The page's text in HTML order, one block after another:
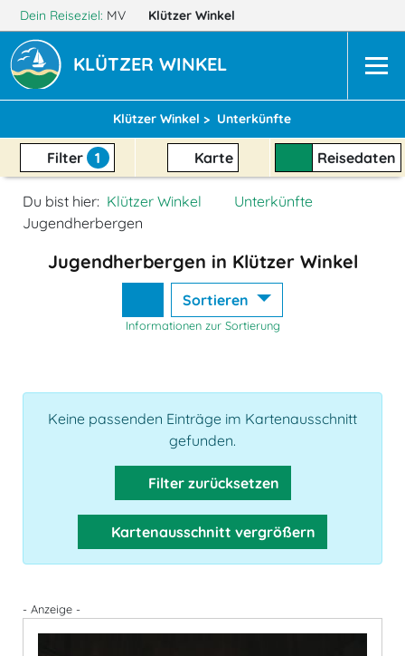
Dein Reiseziel: MV Klützer Winkel
KLÜTZER WINKEL
Klützer Winkel > Unterkünfte
Filter 1 Karte Reisedaten
Du bist hier: Klützer Winkel
Unterkünfte
Jugendherbergen
Jugendherbergen in Klützer Winkel
Sortieren
Informationen zur Sortierung
Keine passenden Einträge im Kartenausschnitt
gefunden.
Filter zurücksetzen
Kartenausschnitt vergrößern
- Anzeige -